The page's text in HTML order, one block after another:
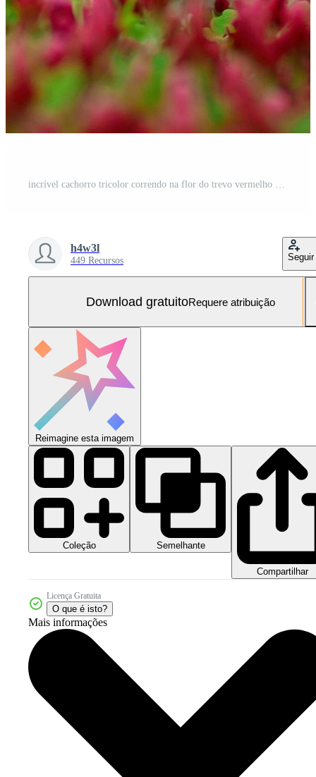
incrível cachorro tricolor correndo na flor do trevo vermelho Foto Grátis
h4w3l
449 Recursos Seguir
Download gratuitoRequere atribuição
Reimagine esta imagem
Coleção Semelhante
Compartilhar
Licença Gratuita
O que é isto?
Mais informações